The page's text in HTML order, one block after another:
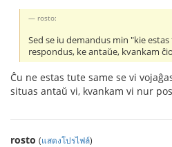
rosto:
Sed se iu demandus min "kie
respondus, ke antaŭe, kvankam
Ĉu ne estas tute same se vi
situas antaŭ vi, kvankam vi nur
rosto (แสดงโปรไฟล์)